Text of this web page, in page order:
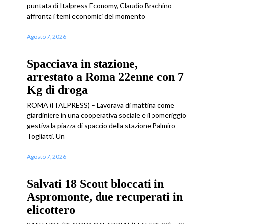
puntata di Italpress Economy, Claudio Brachino
affronta i temi economici del momento
Agosto 7, 2026
Spacciava in stazione,
arrestato a Roma 22enne con 7
Kg di droga
ROMA (ITALPRESS) – Lavorava di mattina come
giardiniere in una cooperativa sociale e il pomeriggio
gestiva la piazza di spaccio della stazione Palmiro
Togliatti. Un
Agosto 7, 2026
Salvati 18 Scout bloccati in
Aspromonte, due recuperati in
elicottero